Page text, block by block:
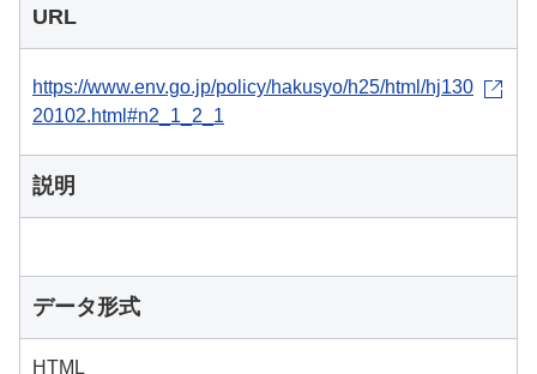
URL
https://www.env.go.jp/policy/hakusyo/h25/html/hj130
20102.html#n2_1_2_1
説明
データ形式
HTML